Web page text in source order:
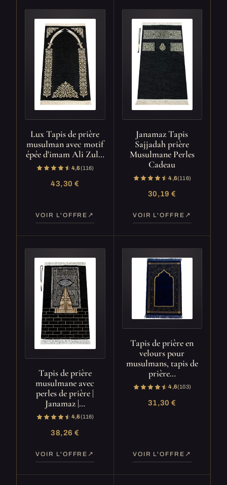
Lux Tapis de prière
musulman avec motif
épée d'imam Ali Zul…
4,6(116)
43,30 €
VOIR L'OFFRE
Janamaz Tapis
Sajjadah prière
Musulmane Perles
Cadeau
4,6(116)
30,19 €
VOIR L'OFFRE
Tapis de prière
musulmane avec
perles de prière |
Janamaz |…
4,6(116)
38,26 €
VOIR L'OFFRE
Tapis de prière en
velours pour
musulmans, tapis de
prière…
4,6(103)
31,30 €
VOIR L'OFFRE